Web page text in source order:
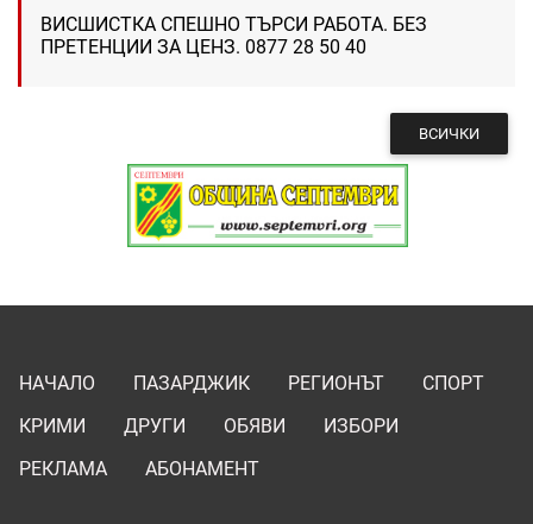
ВИСШИСТКА СПЕШНО ТЪРСИ РАБОТА. БЕЗ
ПРЕТЕНЦИИ ЗА ЦЕНЗ. 0877 28 50 40
ВСИЧКИ
НАЧАЛО ПАЗАРДЖИК РЕГИОНЪТ
СПОРТ
КРИМИ
ДРУГИ ОБЯВИ
ИЗБОРИ
РЕКЛАМА
АБОНАМЕНТ